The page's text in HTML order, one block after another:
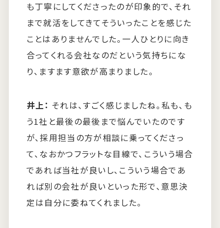
も丁寧にしてくださったのが印象的で、それ
まで就活をしてきてそういったことを感じた
ことはありませんでした。一人ひとりに向き
合ってくれる会社なのだという気持ちにな
り、ますます意欲が高まりました。
井上： それは、すごく感じましたね。私も、も
う1社と最後の最後まで悩んでいたのです
が、採用担当の方が相談に乗ってくださっ
て、なおかつフラットな目線で、こういう場合
であれば当社が良いし、こういう場合であ
れば別の会社が良いといった形で、意思決
定は自分に委ねてくれました。